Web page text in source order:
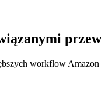
workflow